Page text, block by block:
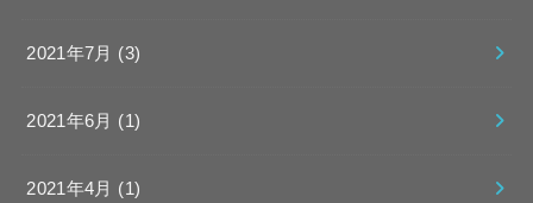
2021年7月 (3)
2021年6月 (1)
2021年4月 (1)